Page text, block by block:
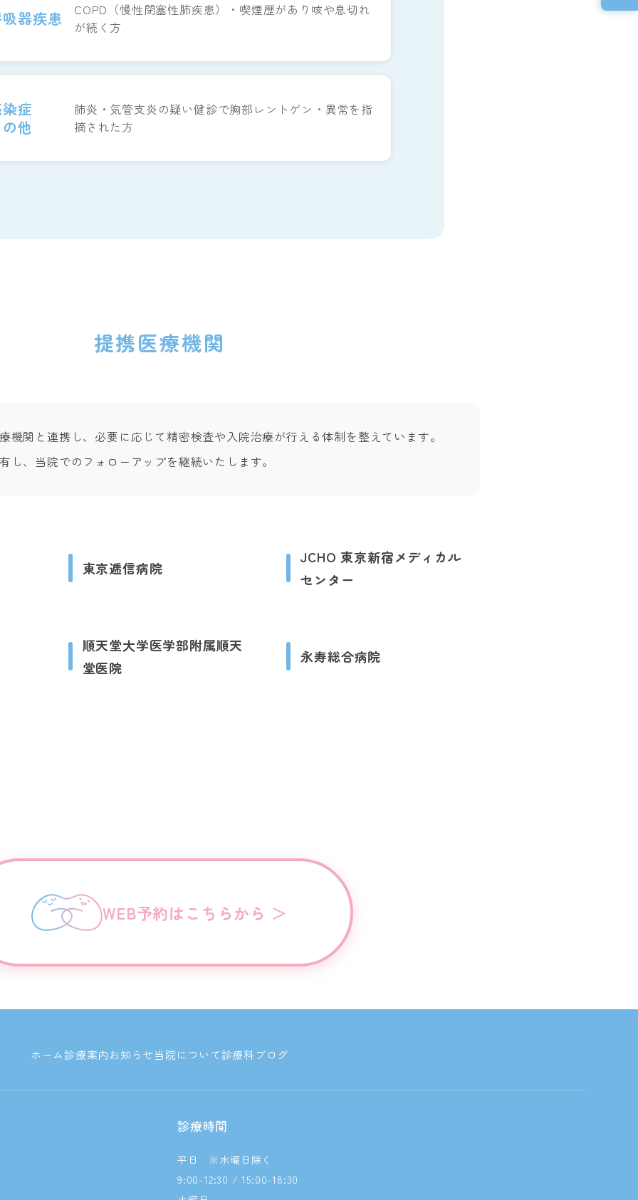
器疾患
COPD（慢性閉塞性肺疾患）・喫煙歴があり咳や息切れ
が続く方
症
他
肺炎・気管支炎の疑い健診で胸部レントゲン・異常を指
摘された方
提携医療機関
機関と連携し、必要に応じて精密検査や入院治療が行える体制を整えています。
し、当院でのフォローアップを継続いたします。
東京逓信病院
JCHO 東京新宿メディカル
センター
順天堂大学医学部附属順天
堂医院
永寿総合病院
WEB予約はこちらから ＞
ホーム診療案内お知らせ当院について診療科ブログ
診療時間
平日 ※水曜日除く
9:00-12:30 / 15:00-18:30